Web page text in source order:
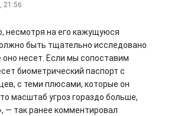
21:56
несмотря на его кажущуюся
быть тщательно исследовано
оно несет. Если мы сопоставим
биометрический паспорт с
с теми плюсами, которые он
масштаб угроз гораздо больше,
, — так ранее комментировал